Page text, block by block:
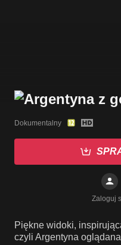
Dokumentalny
Zaloguj
Piękne widoki,
czyli Argentyna